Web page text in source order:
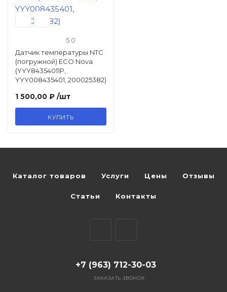
5.0
Датчик температуры NTC
(погружной) ECO Nova
(YYY84354011P,
YYY008435401, 200025382)
1 500,00 ₽ /шт
КУПИТЬ
Каталог товаров Услуги Цены Отзывы
Статьи Контакты
+7 (963) 712-30-03
ЗАКАЗАТЬ ЗВОНОК